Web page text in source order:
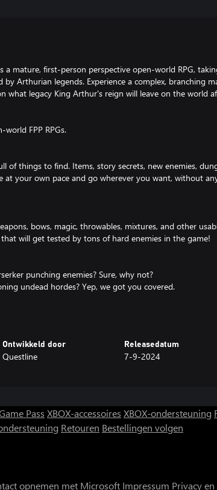
a mature, first-person perspective open-world RPG,
Arthurian legends. Experience a complex, branching
what legacy King Arthur's reign will leave on the world
FPP RPGs.
of things to find. Items, story secrets, new enemies,
at your own pace and go wherever you want, without
bows, magic, throwables, mixtures, and other
will get tested by tons of hard enemies in the game!
punching enemies? Sure, why not?
undead hordes? Yep, we got you covered.
type of game to go for a stealth archer archetype.
zones:
you to fully experience the world of Tainted Grail:
Ontwikkeld door
Questline
Releasedatum
7-9-2024
Pass XBOX-accessoires XBOX-ondersteuning
Retouren Bestellingen volgen
opnemen met Microsoft Impressum Privacy